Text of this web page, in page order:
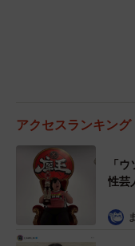
アクセスランキング
「
性芸
で」